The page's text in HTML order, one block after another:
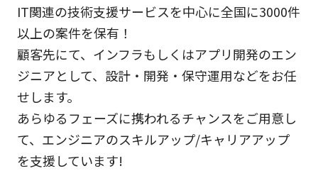
IT関連の技術支援サービスを中心に全国に3000件
以上の案件を保有！
顧客先にて、インフラもしくはアプリ開発のエン
ジニアとして、設計・開発・保守運用などをお任
せします。
あらゆるフェーズに携われるチャンスをご用意し
て、エンジニアのスキルアップ/キャリアアップ
を支援しています!